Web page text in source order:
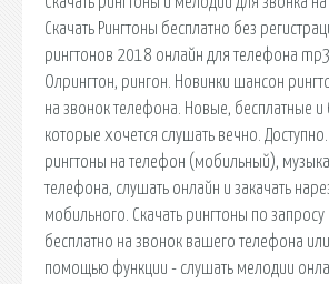
Скачать Рингтоны бесплатно без
рингтонов 2018 онлайн для телефона
Олрингтон, рингон. Новинки шансон
на звонок телефона. Новые, бесплатные
которые хочется слушать вечно.
рингтоны на телефон (мобильный),
телефона, слушать онлайн и закачать
мобильного. Скачать рингтоны по
бесплатно на звонок вашего телефона
помощью функции - слушать мелодии